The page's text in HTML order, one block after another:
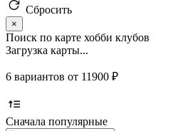
Сбросить
×
Поиск по карте хобби клубов
Загрузка карты...
6 вариантов от 11900 ₽
Сначала популярные